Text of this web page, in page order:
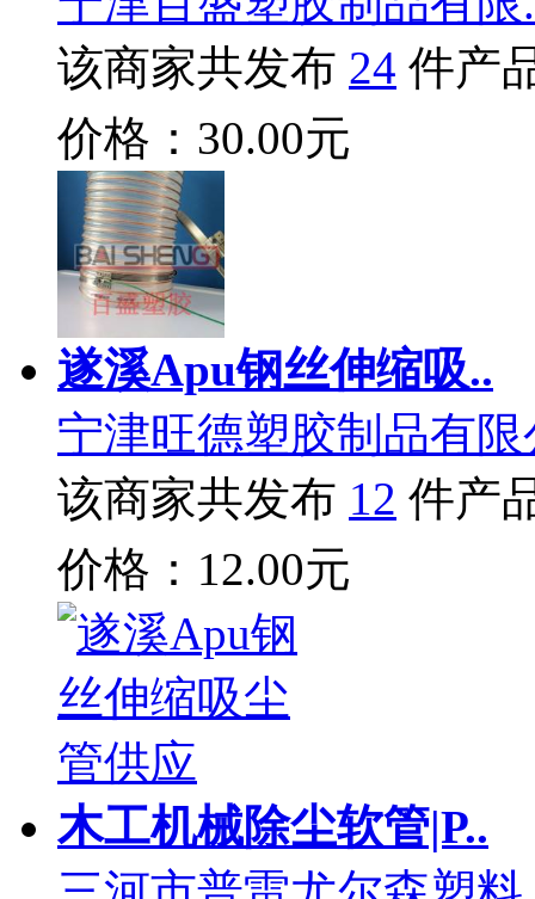
该商家共发布 24 件产
价格：30.00元
遂溪Apu钢丝伸缩吸..
宁津旺德塑胶制品有限
该商家共发布 12 件产
价格：12.00元
木工机械除尘软管|P..